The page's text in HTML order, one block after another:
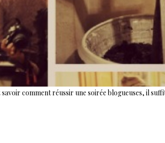
comment réussir une soirée blogueuses, il